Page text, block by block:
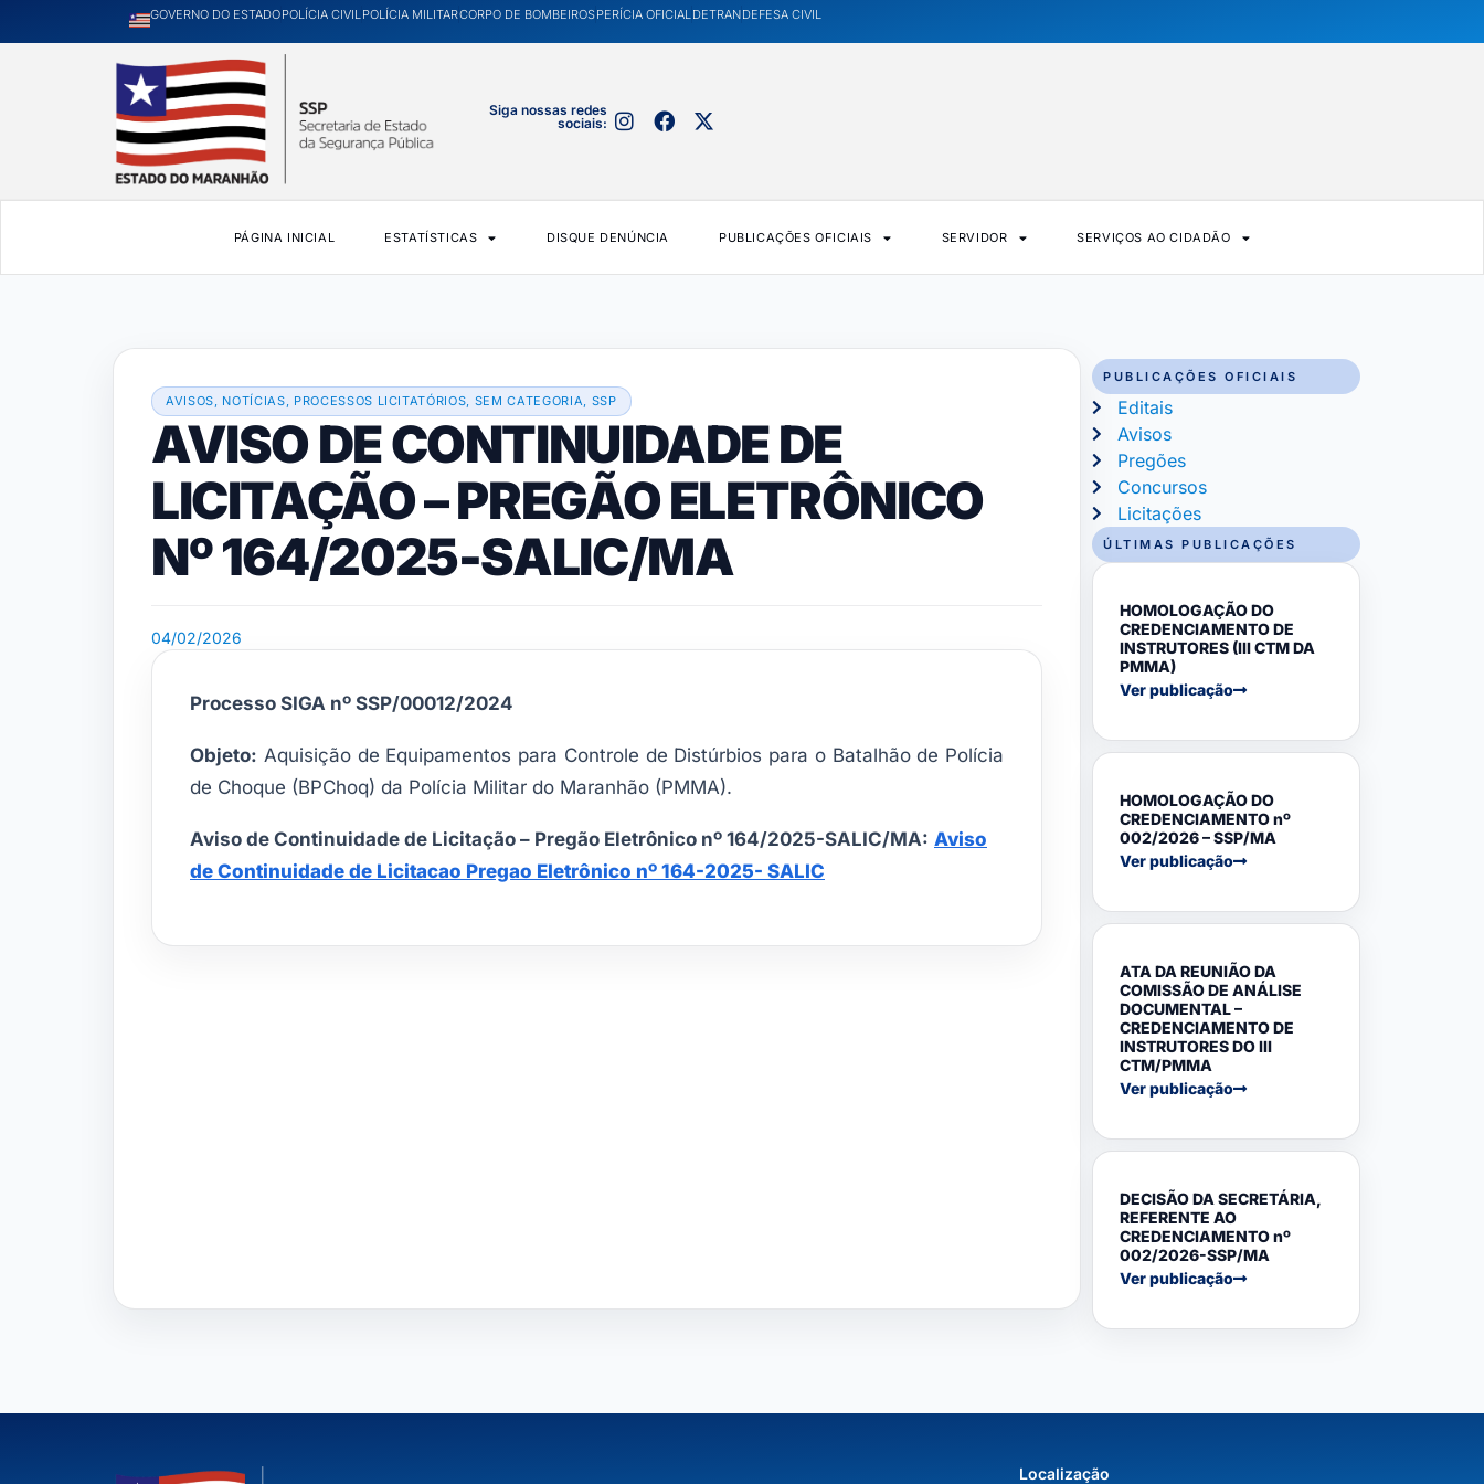
GOVERNO DO ESTADOPOLÍCIA CIVILPOLÍCIA MILITARCORPO DE BOMBEIROSPERÍCIA OFICIALDETRANDEFESA CIVIL
Siga nossas redes
sociais:
PÁGINA INICIAL ESTATÍSTICAS DISQUE DENÚNCIA PUBLICAÇÕES OFICIAIS SERVIDOR SERVIÇOS AO CIDADÃO
AVISOS, NOTÍCIAS, PROCESSOS LICITATÓRIOS, SEM CATEGORIA, SSP
AVISO DE CONTINUIDADE DE
LICITAÇÃO – PREGÃO ELETRÔNICO
Nº 164/2025-SALIC/MA
04/02/2026
Processo SIGA nº SSP/00012/2024
Objeto: Aquisição de Equipamentos para Controle de Distúrbios para o Batalhão de Polícia
de Choque (BPChoq) da Polícia Militar do Maranhão (PMMA).
Aviso de Continuidade de Licitação – Pregão Eletrônico nº 164/2025-SALIC/MA: Aviso
de Continuidade de Licitacao Pregao Eletrônico nº 164-2025- SALIC
PUBLICAÇÕES OFICIAIS
Editais
Avisos
Pregões
Concursos
Licitações
ÚLTIMAS PUBLICAÇÕES
HOMOLOGAÇÃO DO
CREDENCIAMENTO DE
INSTRUTORES (III CTM DA
PMMA)
Ver publicação
HOMOLOGAÇÃO DO
CREDENCIAMENTO nº
002/2026 – SSP/MA
Ver publicação
ATA DA REUNIÃO DA
COMISSÃO DE ANÁLISE
DOCUMENTAL –
CREDENCIAMENTO DE
INSTRUTORES DO III
CTM/PMMA
Ver publicação
DECISÃO DA SECRETÁRIA,
REFERENTE AO
CREDENCIAMENTO nº
002/2026-SSP/MA
Ver publicação
Localização